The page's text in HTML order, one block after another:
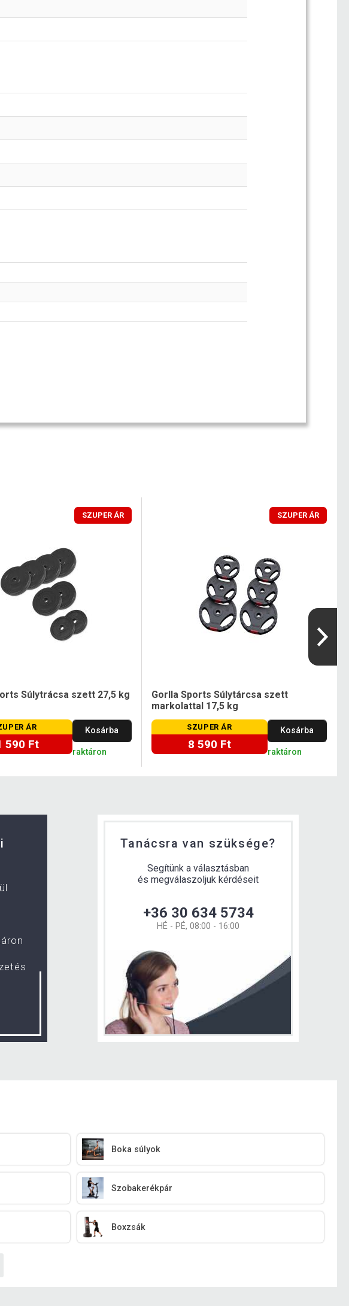
SZUPER ÁR
Súlytrácsa szett 27,5 kg
ÁR
590 Ft
Kosárba
raktáron
SZUPER ÁR
Gorlla Sports Súlytárcsa szett
markolattal 17,5 kg
SZUPER ÁR
8 590 Ft
Kosárba
raktáron
Tanácsra van szüksége?
Segítünk a választásban
és megválaszoljuk kérdéseit
+36 30 634 5734
HÉ - PÉ, 08:00 - 16:00
Boka súlyok
Szobakerékpár
Boxzsák